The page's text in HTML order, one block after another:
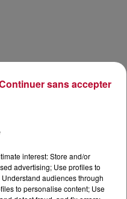
interest: Store and/or
advertising; Use profiles to
audiences through
to personalise content; Use
sans accepter